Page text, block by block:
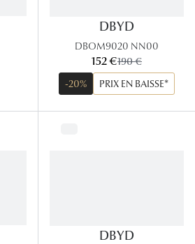
DBYD
DBOM9020 NN00
maintenant:
152 €ancien prix:
190 €
-20%
PRIX EN BAISSE*
DBYD